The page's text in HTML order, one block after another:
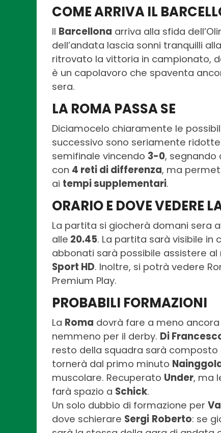
COME ARRIVA IL
Il Barcellona arriva alla sfida
dell’andata lascia sonni tranquilli
ritrovato la vittoria in campionato,
è un capolavoro che spaventa
sera.
LA ROMA PASSA SE
Diciamocelo chiaramente le
successivo sono seriamente
semifinale vincendo 3-0, segnando
con 4 reti di differenza, ma
ai tempi supplementari.
ORARIO E DOVE VEDERE
La partita si giocherà domani sera
alle 20.45. La partita sarà visibile in
abbonati sarà possibile assistere al
Sport HD. Inoltre, si potrà vedere
Premium Play.
PROBABILI FORMAZIONI
La Roma dovrà fare a meno ancora
nemmeno per il derby. Di
resto della squadra sarà
tornerà dal primo minuto
muscolare. Recuperato Under, ma
farà spazio a Schick.
Un solo dubbio di formazione per
dove schierare Sergi Roberto: se